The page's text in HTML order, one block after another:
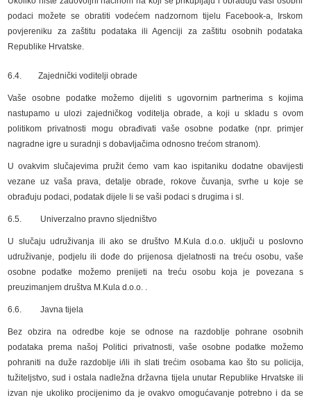
podaci možete se obratiti vodećem nadzornom tijelu Facebook-a, Irskom
povjereniku za zaštitu podataka ili Agenciji za zaštitu osobnih podataka
Republike Hrvatske.
6.4. Zajednički voditelji obrade
Vaše osobne podatke možemo dijeliti s ugovornim partnerima s kojima
nastupamo u ulozi zajedničkog voditelja obrade, a koji u skladu s ovom
politikom privatnosti mogu obrađivati vaše osobne podatke (npr. primjer
nagradne igre u suradnji s dobavljačima odnosno trećom stranom).
U ovakvim slučajevima pružit ćemo vam kao ispitaniku dodatne obavijesti
vezane uz vaša prava, detalje obrade, rokove čuvanja, svrhe u koje se
obrađuju podaci, podatak dijele li se vaši podaci s drugima i sl.
6.5. Univerzalno pravno sljedništvo
U slučaju udruživanja ili ako se društvo M.Kula d.o.o. uključi u poslovno
udruživanje, podjelu ili dođe do prijenosa djelatnosti na treću osobu, vaše
osobne podatke možemo prenijeti na treću osobu koja je povezana s
preuzimanjem društva M.Kula d.o.o. .
6.6. Javna tijela
Bez obzira na odredbe koje se odnose na razdoblje pohrane osobnih
podataka prema našoj Politici privatnosti, vaše osobne podatke možemo
pohraniti na duže razdoblje i/ili ih slati trećim osobama kao što su policija,
tužiteljstvo, sud i ostala nadležna državna tijela unutar Republike Hrvatske ili
izvan nje ukoliko procijenimo da je ovakvo omogućavanje potrebno i da se